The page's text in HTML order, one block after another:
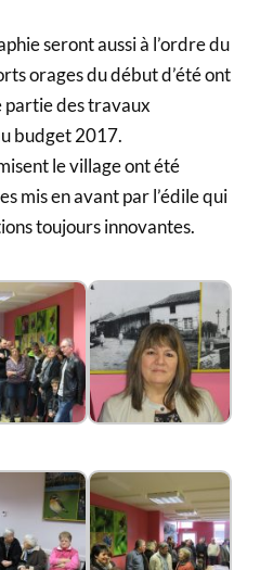
seront aussi à l’ordre du
orages du début d’été ont
partie des travaux
budget 2017.
le village ont été
mis en avant par l’édile qui
toujours innovantes.